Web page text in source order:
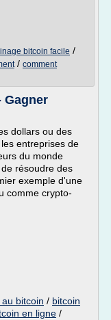
bitcoin facile /
/ comment
Gagner
dollars ou des
entreprises de
du monde
résoudre des
exemple d'une
comme crypto-
bitcoin / bitcoin
en ligne /